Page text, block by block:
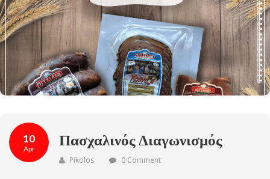
10
Apr
Πασχαλινός Διαγωνισμός
Pikolos 0 Comment